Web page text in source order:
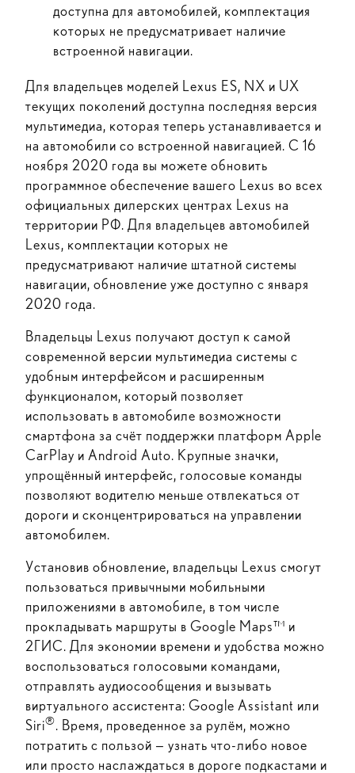
доступна для автомобилей, комплектация
которых не предусматривает наличие
встроенной навигации.
Для владельцев моделей Lexus ES, NX и UX
текущих поколений доступна последняя версия
мультимедиа, которая теперь устанавливается и
на автомобили со встроенной навигацией. С 16
ноября 2020 года вы можете обновить
программное обеспечение вашего Lexus во всех
официальных дилерских центрах Lexus на
территории РФ. Для владельцев автомобилей
Lexus, комплектации которых не
предусматривают наличие штатной системы
навигации, обновление уже доступно c января
2020 года.
Владельцы Lexus получают доступ к самой
современной версии мультимедиа системы с
удобным интерфейсом и расширенным
функционалом, который позволяет
использовать в автомобиле возможности
смартфона за счёт поддержки платформ Apple
CarPlay и Android Auto. Крупные значки,
упрощённый интерфейс, голосовые команды
позволяют водителю меньше отвлекаться от
дороги и сконцентрироваться на управлении
автомобилем.
Установив обновление, владельцы Lexus смогут
пользоваться привычными мобильными
приложениями в автомобиле, в том числе
прокладывать маршруты в Google Maps™ и
2ГИС. Для экономии времени и удобства можно
воспользоваться голосовыми командами,
отправлять аудиосообщения и вызывать
виртуального ассистента: Google Assistant или
Siri®. Время, проведенное за рулём, можно
потратить с пользой — узнать что-либо новое
или просто наслаждаться в дороге подкастами и